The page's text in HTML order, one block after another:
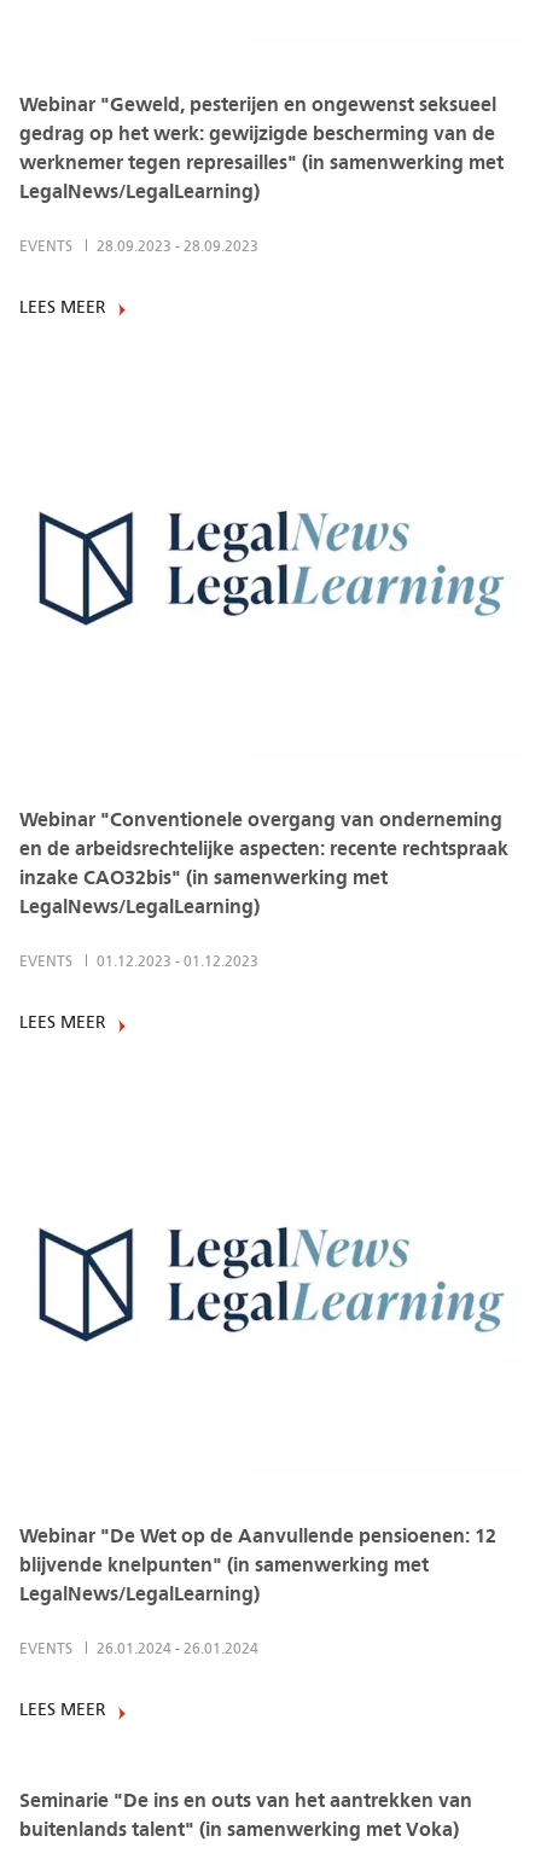
Webinar "Geweld, pesterijen en ongewenst seksueel
gedrag op het werk: gewijzigde bescherming van de
werknemer tegen represailles" (in samenwerking met
LegalNews/LegalLearning)
EVENTS 28.09.2023 - 28.09.2023
LEES MEER
Webinar "Conventionele overgang van onderneming
en de arbeidsrechtelijke aspecten: recente rechtspraak
inzake CAO32bis" (in samenwerking met
LegalNews/LegalLearning)
EVENTS 01.12.2023 - 01.12.2023
LEES MEER
Webinar "De Wet op de Aanvullende pensioenen: 12
blijvende knelpunten" (in samenwerking met
LegalNews/LegalLearning)
EVENTS 26.01.2024 - 26.01.2024
LEES MEER
Seminarie "De ins en outs van het aantrekken van
buitenlands talent" (in samenwerking met Voka)